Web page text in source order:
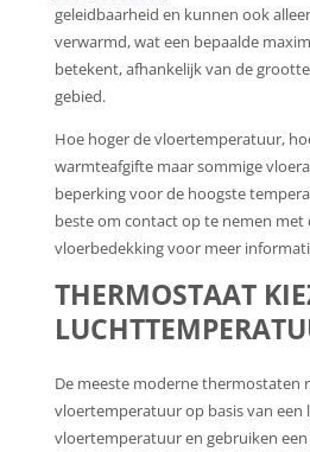
geleidbaarheid en kunnen ook
verwarmd, wat een bepaalde
betekent, afhankelijk van de
gebied.
Hoe hoger de vloertemperatuur,
warmteafgifte maar sommige
beperking voor de hoogste
beste om contact op te nemen met
vloerbedekking voor meer
THERMOSTAAT
De meeste moderne thermostaten
vloertemperatuur op basis van een
vloertemperatuur en gebruiken